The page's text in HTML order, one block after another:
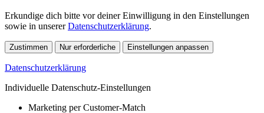
Erkundige dich bitte vor deiner Einwilligung in den Einstellungen
sowie in unsererDatenschutzerklärung.
Zustimmen Nur erforderliche Einstellungen anpassen
Datenschutzerklärung
Individuelle Datenschutz-Einstellungen
Marketing per Customer-Match